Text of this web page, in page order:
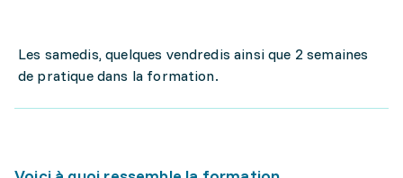
Les samedis, quelques vendredis ainsi que 2 semaines
de pratique dans la formation.